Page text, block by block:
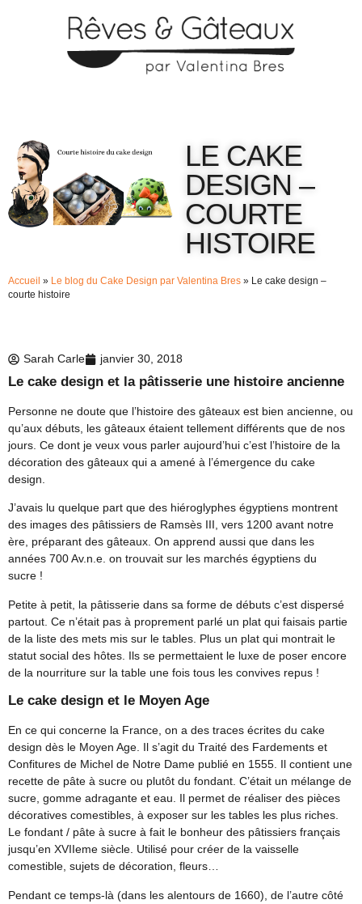
LE CAKE
DESIGN –
COURTE
HISTOIRE
Accueil » Le blog du Cake Design par Valentina Bres » Le cake design –
courte histoire
Sarah Carle janvier 30, 2018
Le cake design et la pâtisserie une histoire ancienne
Personne ne doute que l’histoire des gâteaux est bien ancienne, ou
qu’aux débuts, les gâteaux étaient tellement différents que de nos
jours. Ce dont je veux vous parler aujourd’hui c’est l’histoire de la
décoration des gâteaux qui a amené à l’émergence du cake
design.
J’avais lu quelque part que des hiéroglyphes égyptiens montrent
des images des pâtissiers de Ramsès III, vers 1200 avant notre
ère, préparant des gâteaux. On apprend aussi que dans les
années 700 Av.n.e. on trouvait sur les marchés égyptiens du
sucre !
Petite à petit, la pâtisserie dans sa forme de débuts c’est dispersé
partout. Ce n’était pas à proprement parlé un plat qui faisais partie
de la liste des mets mis sur le tables. Plus un plat qui montrait le
statut social des hôtes. Ils se permettaient le luxe de poser encore
de la nourriture sur la table une fois tous les convives repus !
Le cake design et le Moyen Age
En ce qui concerne la France, on a des traces écrites du cake
design dès le Moyen Age. Il s’agit du Traité des Fardements et
Confitures de Michel de Notre Dame publié en 1555. Il contient une
recette de pâte à sucre ou plutôt du fondant. C’était un mélange de
sucre, gomme adragante et eau. Il permet de réaliser des pièces
décoratives comestibles, à exposer sur les tables les plus riches.
Le fondant / pâte à sucre à fait le bonheur des pâtissiers français
jusqu’en XVIIeme siècle. Utilisé pour créer de la vaisselle
comestible, sujets de décoration, fleurs…
Pendant ce temps-là (dans les alentours de 1660), de l’autre côté